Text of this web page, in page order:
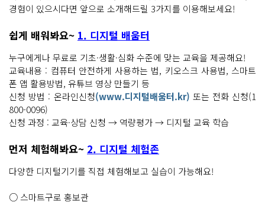
경험이 있으시다면 앞으로 소개해드릴 3가지를 이용해보세요!
쉽게 배워봐요~ 1. 디지털 배움터
누구에게나 무료로 기초·생활·심화 수준에 맞는 교육을 제공해요!
교육내용 : 컴퓨터 안전하게 사용하는 법, 키오스크 사용법, 스마트
폰 앱 활용방법, 유튜브 영상 만들기 등
신청 방법 : 온라인신청(www.디지털배움터.kr) 또는 전화 신청(1
800-0096)
신청 과정 : 교육·상담 신청 → 역량평가 → 디지털 교육 학습
먼저 체험해봐요~ 2. 디지털 체험존
다양한 디지털기기를 직접 체험해보고 실습이 가능해요!
○ 스마트구로 홍보관